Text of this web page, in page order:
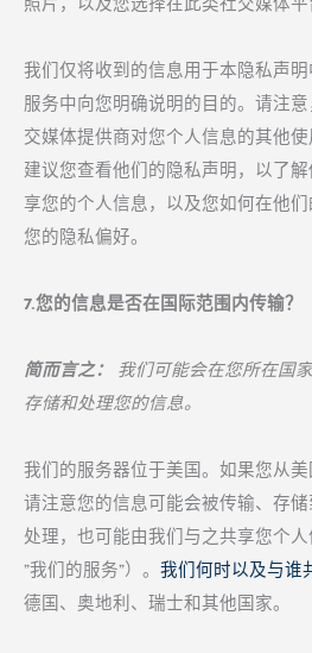
照片，以及您选择在此类社交媒体平
我们仅将收到的信息用于本隐私声
服务中向您明确说明的目的。请注
交媒体提供商对您个人信息的其他
建议您查看他们的隐私声明，以了
享您的个人信息，以及您如何在他
您的隐私偏好。
7.您的信息是否在国际范围内传输？
简而言之： 我们可能会在您所在国
存储和处理您的信息。
我们的服务器位于美国。如果您从美
请注意您的信息可能会被传输、存
处理，也可能由我们与之共享您个
"我们的服务"）。 我们何时以及与谁
德国、奥地利、瑞士和其他国家。